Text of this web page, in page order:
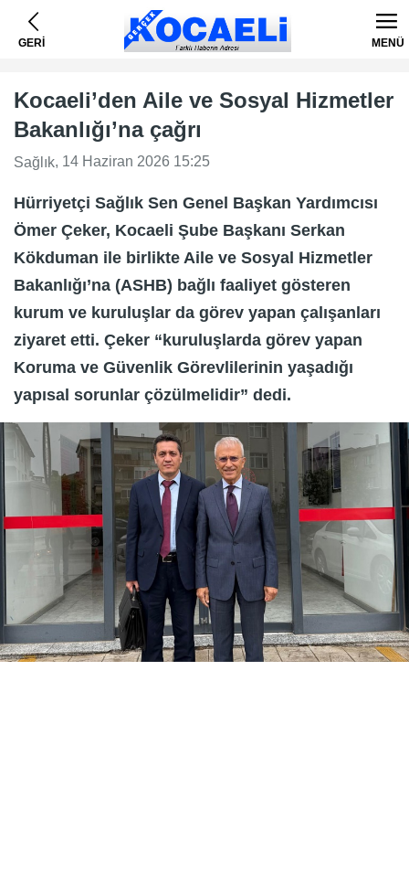
GERİ MENÜ
Kocaeli’den Aile ve Sosyal Hizmetler
Bakanlığı’na çağrı
Sağlık, 14 Haziran 2026 15:25
Hürriyetçi Sağlık Sen Genel Başkan Yardımcısı
Ömer Çeker, Kocaeli Şube Başkanı Serkan
Kökduman ile birlikte Aile ve Sosyal Hizmetler
Bakanlığı’na (ASHB) bağlı faaliyet gösteren
kurum ve kuruluşlar da görev yapan çalışanları
ziyaret etti. Çeker “kuruluşlarda görev yapan
Koruma ve Güvenlik Görevlilerinin yaşadığı
yapısal sorunlar çözülmelidir” dedi.